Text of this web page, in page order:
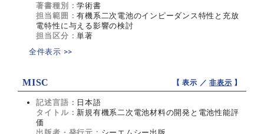
著書種別：学術書
担当範囲：有機系二次電池のインピーダンス特性と充放
電特性に与える影響の検討
担当区分：単著
全件表示 >>
MISC 【 表示 ／非表示 】
記述言語： 日本語
タイトル： 新規有機系二次電池材料の開発と電池性能評
価